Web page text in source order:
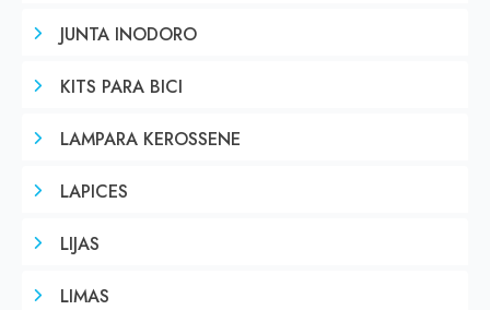
JUNTA INODORO
KITS PARA BICI
LAMPARA KEROSSENE
LAPICES
LIJAS
LIMAS